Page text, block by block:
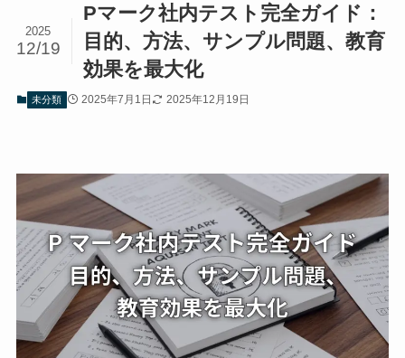
Pマーク社内テスト完全ガイド：
目的、方法、サンプル問題、教育
効果を最大化
2025
12/19
未分類 2025年7月1日 2025年12月19日